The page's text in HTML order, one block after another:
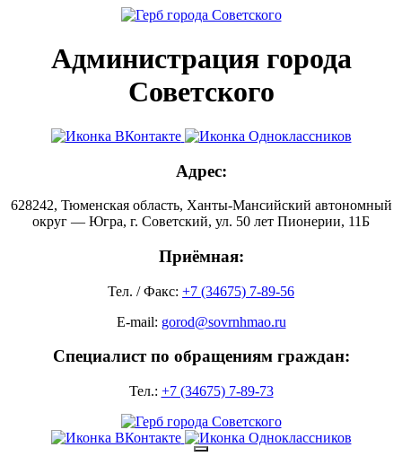
Администрация города
Советского
Адрес:
628242, Тюменская область, Ханты-Мансийский автономный
округ — Югра, г. Советский, ул. 50 лет Пионерии, 11Б
Приёмная:
Тел. / Факс: +7 (34675) 7-89-56
E-mail: gorod@sovrnhmao.ru
Специалист по обращениям граждан:
Тел.: +7 (34675) 7-89-73